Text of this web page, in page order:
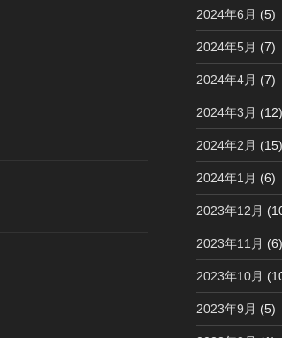
2024年6月 (5)
2024年5月 (7)
2024年4月 (7)
2024年3月 (12)
2024年2月 (15)
2024年1月 (6)
2023年12月
2023年11月 (6)
2023年10月
2023年9月 (5)